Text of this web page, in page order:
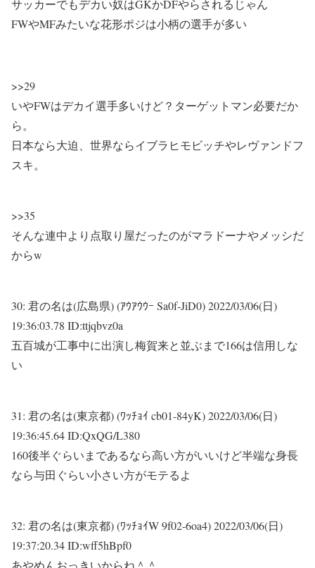
サッカーでもデカい奴はGKかDFやらされるじゃん
FWやMFみたいな花形ポジは小柄の選手が多い
>>29
いやFWはデカイ選手多いけど？ターゲットマン必要だか
ら。
日本なら大迫、世界ならイブラヒモビッチやレヴァンドフ
スキ。
>>35
そんな連中より点取り屋だったのがマラドーナやメッシだ
からw
30: 君の名は(広島県) (ｱｳｱｳｳｰ Sa0f-JiD0)2022/03/06(日)
19:36:03.78 ID:ttjqbvz0a
五百城が工事中に出演し梅賀来と並ぶまで166は信用しな
い
31: 君の名は(東京都) (ﾜｯﾁｮｲ cb01-84yK)2022/03/06(日)
19:36:45.64 ID:QxQG/L380
160後半ぐらいまであるなら高い方がいいけど半端な身長
なら与田ぐらい小さい方がモテるよ
32: 君の名は(東京都) (ﾜｯﾁｮｲW 9f02-6oa4)2022/03/06(日)
19:37:20.34 ID:wff5hBpf0
あやめんおっきいからね＾＾